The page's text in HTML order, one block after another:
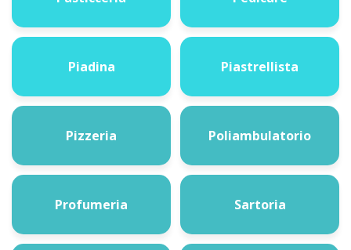
Piadina Piastrellista
Pizzeria Poliambulatorio
Profumeria Sartoria